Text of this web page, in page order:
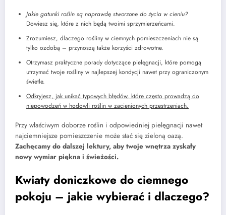
Jakie gatunki roślin są naprawdę stworzone do życia w cieniu?
Dowiesz się, które z nich będą twoimi sprzymierzeńcami.
Zrozumiesz, dlaczego rośliny w ciemnych pomieszczeniach nie są
tylko ozdobą – przynoszą także korzyści zdrowotne.
Otrzymasz praktyczne porady dotyczące pielęgnacji, które pomogą
utrzymać twoje rośliny w najlepszej kondycji nawet przy ograniczonym
świetle.
Odkryjesz, jak unikać typowych błędów, które często prowadzą do
niepowodzeń w hodowli roślin w zacienionych przestrzeniach.
Przy właściwym doborze roślin i odpowiedniej pielęgnacji nawet
najciemniejsze pomieszczenie może stać się zieloną oazą.
Zachęcamy do dalszej lektury, aby twoje wnętrza zyskały
nowy wymiar piękna i świeżości.
Kwiaty doniczkowe do ciemnego
pokoju – jakie wybierać i dlaczego?